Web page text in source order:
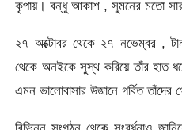
কৃপায়। বন্ধু আকাশ , সুমনের মতো
২৭ অক্টোবর থেকে ২৭ নভেম্বর ,
থেকে অনইকে সুস্থ করিয়ে তাঁর হাত
এমন ভালোবাসার উজানে গর্বিত তাঁদের